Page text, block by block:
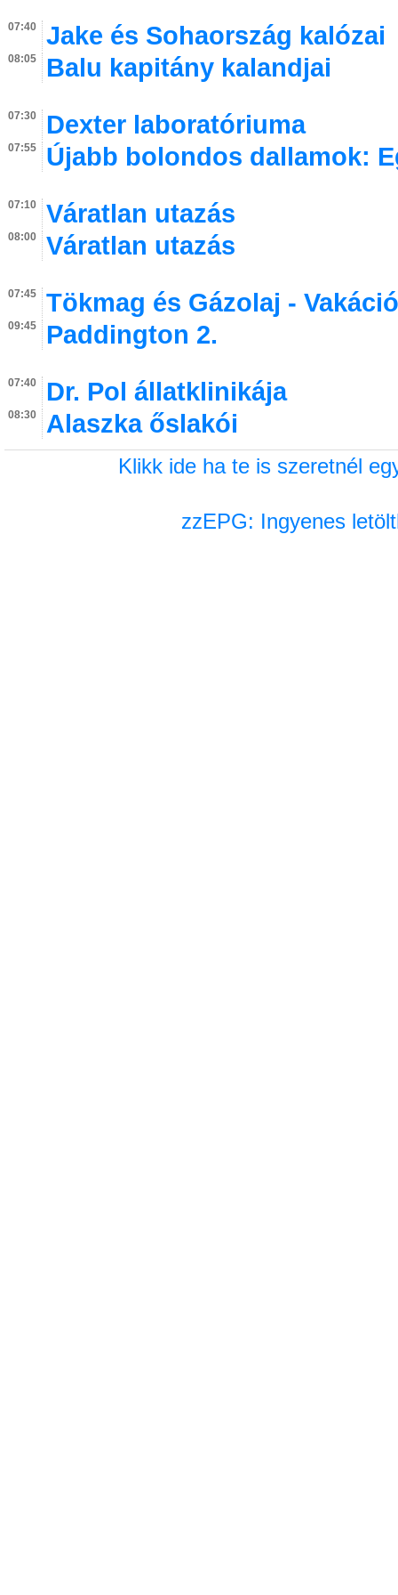
07:40 Jake és Sohaország kalózai
08:05 Balu kapitány kalandjai
07:30 Dexter laboratóriuma
07:55 Újabb bolondos dallamok:
07:10 Váratlan utazás
08:00 Váratlan utazás
07:45 Tökmag és Gázolaj -
09:45 Paddington 2.
07:40 Dr. Pol állatklinikája
08:30 Alaszka őslakói
Klikk ide ha te is szeretnél
zzEPG: Ingyenes